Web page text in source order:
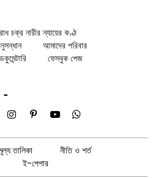
চক্র নারীর ন্যায়ের কণ্ঠ
আমাদের পরিবার
ফেসবুক পেজ
-
InstagramPinterestYouTubeWhatsApp
তালিকা
নীতি ও শর্ত
ই-পেপার